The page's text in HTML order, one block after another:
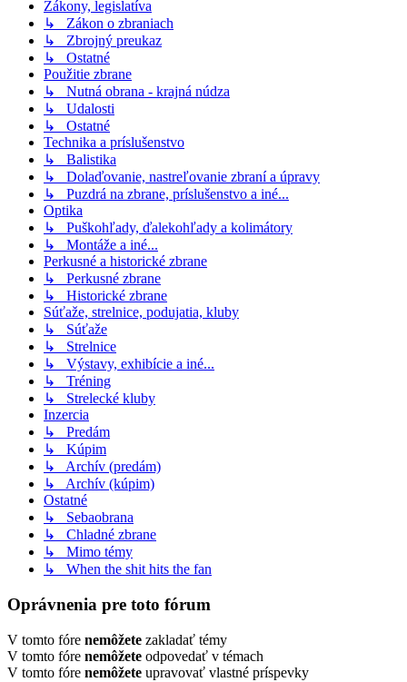
Zákony, legislatíva
↳ Zákon o zbraniach
↳ Zbrojný preukaz
↳ Ostatné
Použitie zbrane
↳ Nutná obrana - krajná núdza
↳ Udalosti
↳ Ostatné
Technika a príslušenstvo
↳ Balistika
↳ Dolaďovanie, nastreľovanie zbraní a úpravy
↳ Puzdrá na zbrane, príslušenstvo a iné...
Optika
↳ Puškohľady, ďalekohľady a kolimátory
↳ Montáže a iné...
Perkusné a historické zbrane
↳ Perkusné zbrane
↳ Historické zbrane
Súťaže, strelnice, podujatia, kluby
↳ Súťaže
↳ Strelnice
↳ Výstavy, exhibície a iné...
↳ Tréning
↳ Strelecké kluby
Inzercia
↳ Predám
↳ Kúpim
↳ Archív (predám)
↳ Archív (kúpim)
Ostatné
↳ Sebaobrana
↳ Chladné zbrane
↳ Mimo témy
↳ When the shit hits the fan
Oprávnenia pre toto fórum
V tomto fóre nemôžete zakladať témy
V tomto fóre nemôžete odpovedať v témach
V tomto fóre nemôžete upravovať vlastné príspevky